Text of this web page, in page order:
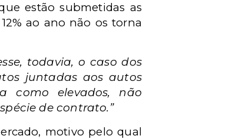
estão submetidas as
ao ano não os torna
todavia, o caso dos
juntadas aos autos
como elevados, não
de contrato.”
motivo pelo qual